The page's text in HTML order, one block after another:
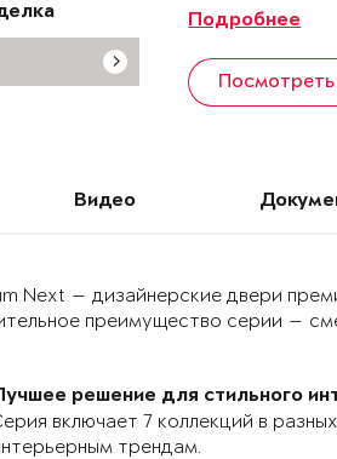
Подробнее
Посмотреть
Видео
Next — дизайнерские двери
преимущество серии —
решение для стильного
включает 7 коллекций в
трендам.